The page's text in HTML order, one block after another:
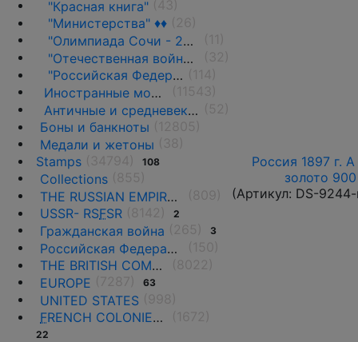
"Красная книга"
"Министерства" ♦♦
"Олимпиада Сочи - 2014" ♦♦
"Отечественная война 1812 г."
"Российская Федерация"(регионы)
Иностранные монеты
Античные и средневековые государства
Боны и банкноты
Медали и жетоны
Stamps
108
Collections
THE RUSSIAN EMPIRE UNTIL 1917.
USSR- RSFSR 2
Гражданская война 3
Российская Федерация(1992 г.-н.д.)
THE BRITISH COMMONWEALTH
EUROPE
63
UNITED STATES
FRENCH COLONIES AND THE TERRITORIES
22
Россия 1897 г.
золото
(Артикул: DS-